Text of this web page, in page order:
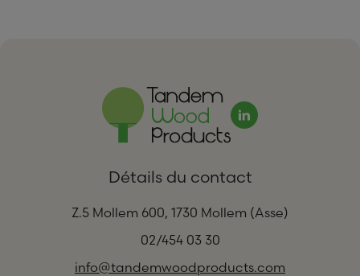
Détails du contact
Z.5 Mollem 600, 1730 Mollem (Asse)
02/454 03 30
info@tandemwoodproducts.com